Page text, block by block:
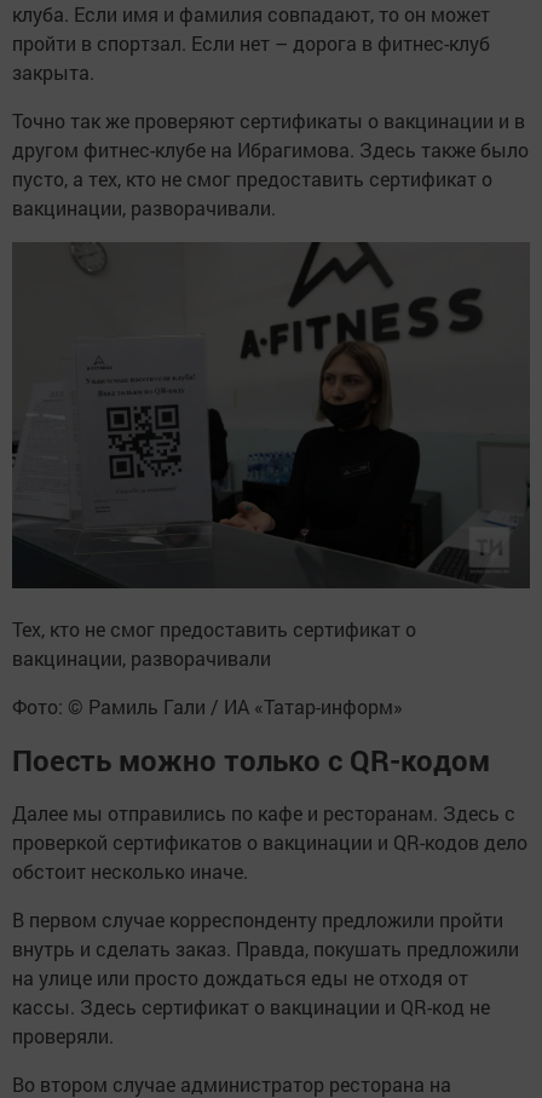
клуба. Если имя и фамилия совпадают, то он может
пройти в спортзал. Если нет – дорога в фитнес-клуб
закрыта.
Точно так же проверяют сертификаты о вакцинации и в
другом фитнес-клубе на Ибрагимова. Здесь также было
пусто, а тех, кто не смог предоставить сертификат о
вакцинации, разворачивали.
Тех, кто не смог предоставить сертификат о
вакцинации, разворачивали
Фото: © Рамиль Гали / ИА «Татар-информ»
Поесть можно только с QR-кодом
Далее мы отправились по кафе и ресторанам. Здесь с
проверкой сертификатов о вакцинации и QR-кодов дело
обстоит несколько иначе.
В первом случае корреспонденту предложили пройти
внутрь и сделать заказ. Правда, покушать предложили
на улице или просто дождаться еды не отходя от
кассы. Здесь сертификат о вакцинации и QR-код не
проверяли.
Во втором случае администратор ресторана на